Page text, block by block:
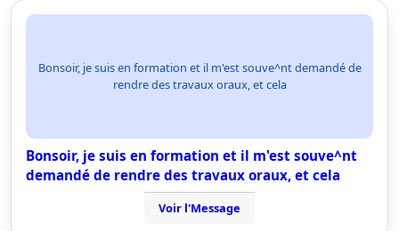
Bonsoir, je suis en formation et il m'est souve^nt demandé de
rendre des travaux oraux, et cela
Bonsoir, je suis en formation et il m'est souve^nt
demandé de rendre des travaux oraux, et cela
Voir l'Message